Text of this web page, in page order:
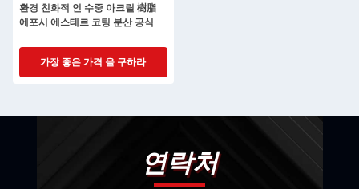
환경 친화적 인 수중 아크릴 樹脂
에포시 에스테르 코팅 분산 공식
가장 좋은 가격 을 구하라
연락처